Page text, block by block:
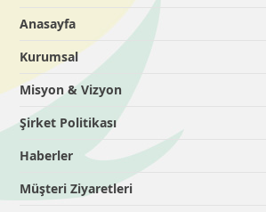
Anasayfa
Kurumsal
Misyon & Vizyon
Şirket Politikası
Haberler
Müşteri Ziyaretleri